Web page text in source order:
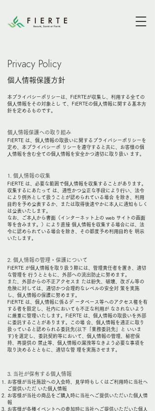
Privacy Policy
個人情報保護方針
本プライバシーポリシーは、FIERTEが収集し、利⽤する全ての
個⼈情報をその対象とし て、FIERTEの個⼈情報に関する基本⽅
針を定めるものです。
個⼈情報保護への取り組み
FIERTE は、個⼈情報の取扱いに関するプライバシーポリシーを
定め、本プライバシーポ リシーを遵守すると共に、お客様の個
⼈情報を含む全ての個⼈情報を安全かつ適切に取り扱い ます。
1. 個⼈情報の収集
FIERTE は、必要な範囲で個⼈情報を収集することがあります。
収集するにあたって は、適性かつ公正な⼿段により⾏い、法令
により例外として扱うことが認められている場合 を除き、利⽤
⽬的を予め公表するか、または取得後速やかに本⼈に通知もしく
は公表いたします。
なお、ご本⼈から書⾯（インターネット上の web サイトの画⾯
等を含みます。）により直接 個⼈情報を収集する場合には、法
令に認められている場合を除き、その都度予め利⽤⽬的を 明⽰
いたします。
2. 個⼈情報の管理・保護について
FIERTE が個⼈情報を取り扱う際には、管理責任者を置き、適切
な管理を ⾏うとともに、外部への流出防⽌に努めます。
また、外部からの不正アクセスま たは紛失、破壊、改ざん等の
危険に対しては、適切かつ合理的なレベルの安全対 策を実施
し、個⼈情報の保護に努めます。
FIERTE は、個⼈情報に係るデ ータベース等へのアクセス権を有
する者を限定し、社内においても不正な利⽤が なされないよう
に厳重に管理いたします。FIERTE は、個⼈情報の取扱いを外部
に委託することがあります。この場 合、個⼈情報を適正に取り
扱っていると認められる委託先(以下「業務委託先」と いいま
す)を選定し、委託契約等において、個⼈情報の管理、秘密保
持、再提供の 禁⽌等、個⼈情報の漏洩等なきよう必要な事項を
取り決めるとともに、適切な管 理を実施させます。
3. 当社が保有する個⼈情報
お客様が当社施設への⼊会時、⾒学時もしくはご利⽤時に当社へ
ご提供いただ いた個⼈情報
お客様が当社の商品をご購⼊時に当社へご提供いただいた個⼈情
報
お客様が各種イベントへの参加時に当社へご提供いただいた個⼈